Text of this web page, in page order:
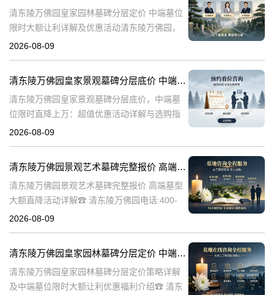
清东陵万佛园皇家园林墓碑分层定价 中端墓位
限时大额让利详解及优惠活动清东陵万佛园，
作为中国历史上著名的皇家陵园之一，承载着
2026-08-09
清东陵万佛园皇家景观墓碑分层底价 中端墓位限时直降上万：超值优惠活动详解与选购指南
清东陵万佛园皇家景观墓碑分层底价，中端墓
位限时直降上万：超值优惠活动详解与选购指
南☎ 清东陵万佛园电话:400-838-5063清东陵
2026-08-09
清东陵万佛园景观艺术墓碑完整报价 高端墓型大额直降活动详解
清东陵万佛园景观艺术墓碑完整报价 高端墓型
大额直降活动详解☎ 清东陵万佛园电话:400-
838-5063清东陵万佛园，作为中国著名的皇家
2026-08-09
清东陵万佛园皇家园林墓碑分层定价 中端墓位限时大额让利详解及优惠福利
清东陵万佛园皇家园林墓碑分层定价策略详解
及中端墓位限时大额让利优惠福利介绍☎ 清东